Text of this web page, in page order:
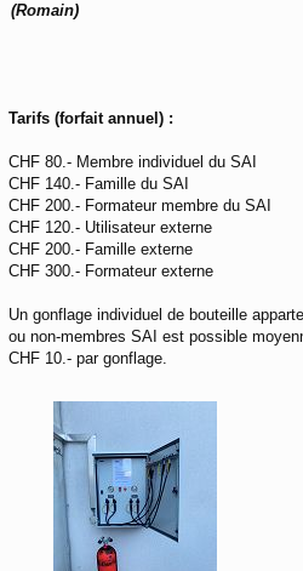
(Romain)
Tarifs (forfait annuel) :
CHF 80.- Membre individuel du SAI
CHF 140.- Famille du SAI
CHF 200.- Formateur membre du SAI
CHF 120.- Utilisateur externe
CHF 200.- Famille externe
CHF 300.- Formateur externe
Un gonflage individuel de bouteille
ou non-membres SAI est possible
CHF 10.- par gonflage.